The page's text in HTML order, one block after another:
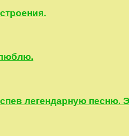
легендарную песню.